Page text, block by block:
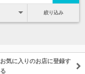
絞り込み
お気に入りのお店に登録す
る